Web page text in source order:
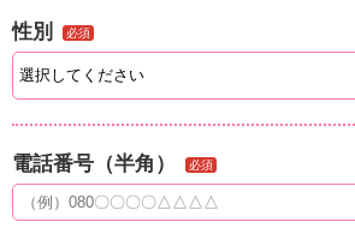
性別 必須
電話番号（半角） 必須